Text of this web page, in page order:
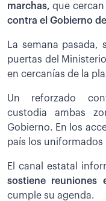
marchas, que cercan
contra el Gobierno
La semana pasada,
puertas del
en cercanías de la
Un reforzado
custodia ambas
Gobierno. En los
país los uniformados
El canal estatal
sostiene reuniones
cumple su agenda.